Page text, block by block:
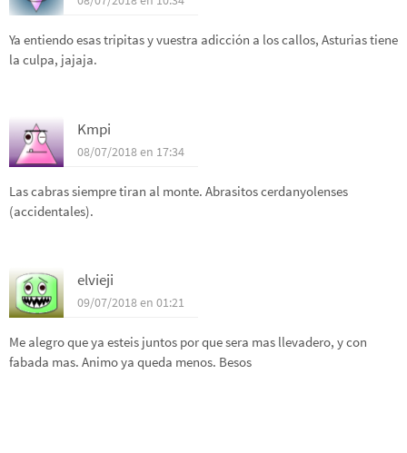
Ya entiendo esas tripitas y vuestra adicción a los callos, Asturias tiene
la culpa, jajaja.
Kmpi
08/07/2018 en 17:34
Las cabras siempre tiran al monte. Abrasitos cerdanyolenses
(accidentales).
elvieji
09/07/2018 en 01:21
Me alegro que ya esteis juntos por que sera mas llevadero, y con
fabada mas. Animo ya queda menos. Besos